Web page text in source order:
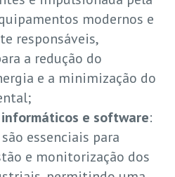
modernos e
responsáveis,
a redução do
e a minimização do
e software:
essenciais para
e monitorização dos